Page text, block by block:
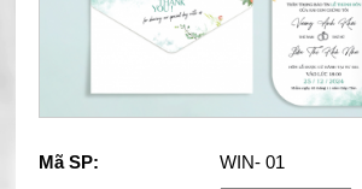
Mã SP:
WIN- 01